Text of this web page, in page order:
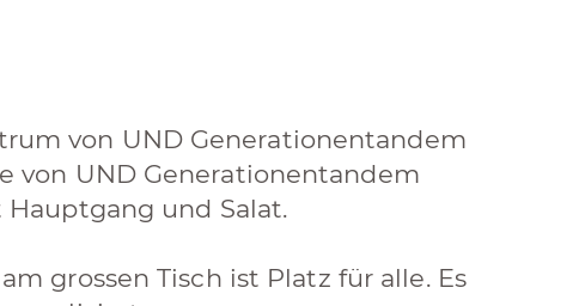
von UND Generationentandem
von UND Generationentandem
und Salat.
grossen Tisch ist Platz für alle. Es